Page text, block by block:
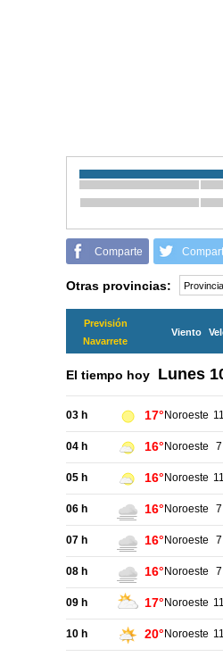
Comparte
Otras provincias:
Previsión
Navarrete
Viento
El tiempo hoy Lunes
03 h 17° Noroeste
04 h 16° Noroeste
05 h 16° Noroeste
06 h 16° Noroeste
07 h 16° Noroeste
08 h 16° Noroeste
09 h 17° Noroeste
10 h 20° Noroeste